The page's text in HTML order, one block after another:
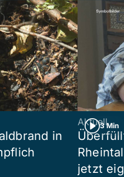
in
3 Min
Aktuell
jetzt